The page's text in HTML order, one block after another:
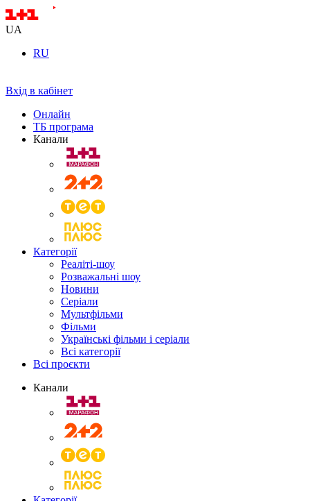
UA
RU
Вхід в кабінет
Онлайн
ТБ програма
Канали
Категорії
Реаліті-шоу
Розважальні шоу
Новини
Серіали
Мультфільми
Фільми
Українські фільми і серіали
Всі категорії
Всі проєкти
Канали